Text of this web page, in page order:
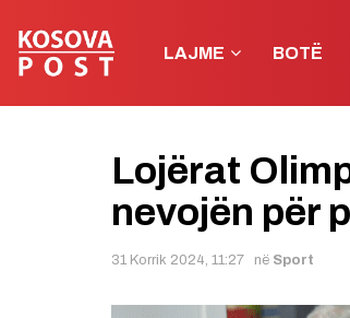
LAJME BOTË
Lojërat
nevojën për
31 Korrik 2024, 11:27 në Sport